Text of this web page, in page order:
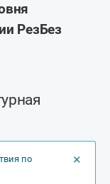
РезБез
×
по